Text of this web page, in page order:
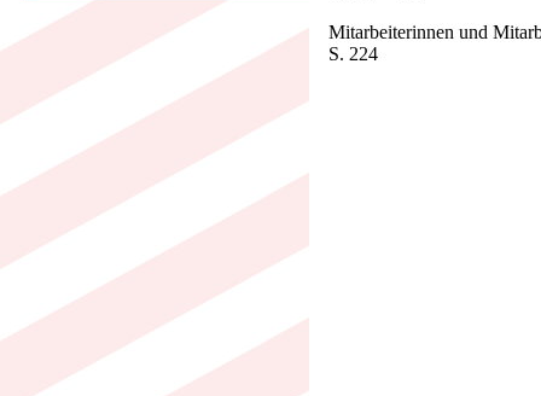
Mitarbeiterinnen und
S. 224